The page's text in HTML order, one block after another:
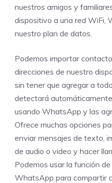
nuestros amigos y
dispositivo a una red WiFi,
nuestro plan de datos.
Podemos importar
direcciones de nuestro
sin tener que agregar a
detectará
usando WhatsApp y las
Ofrece muchas opciones
enviar mensajes de texto,
de audio o video y hacer
Podemos usar la función
WhatsApp para compartir